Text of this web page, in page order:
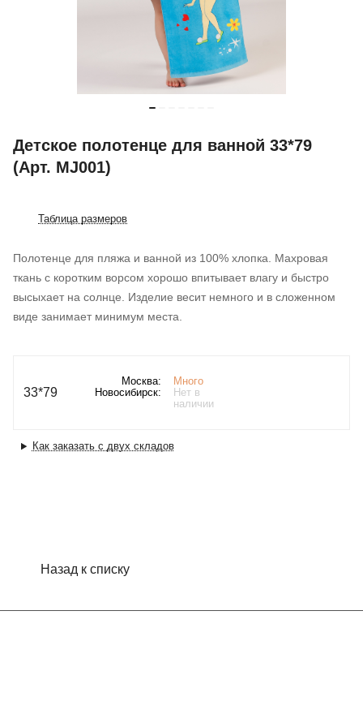
Детское полотенце для ванной 33*79
(Арт. MJ001)
Таблица размеров
Полотенце для пляжа и ванной из 100% хлопка. Махровая
ткань с коротким ворсом хорошо впитывает влагу и быстро
высыхает на солнце. Изделие весит немного и в сложенном
виде занимает минимум места.
33*79
Москва:
Много
Новосибирск:
Нет в
наличии
Как заказать с двух складов
Назад к списку